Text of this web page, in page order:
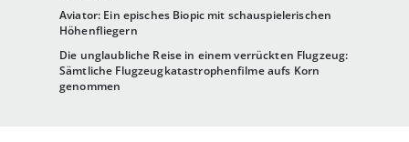
Aviator: Ein episches Biopic mit schauspielerischen
Höhenfliegern
Die unglaubliche Reise in einem verrückten Flugzeug:
Sämtliche Flugzeugkatastrophenfilme aufs Korn
genommen